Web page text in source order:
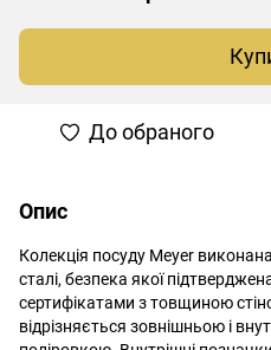
До обраного
Опис
Колекція посуду Meyer
сталі, безпека якої
сертифікатами з товщиною
відрізняється зовнішньою і